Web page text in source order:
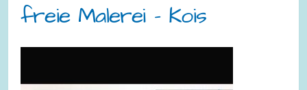
freie Malerei – Kois